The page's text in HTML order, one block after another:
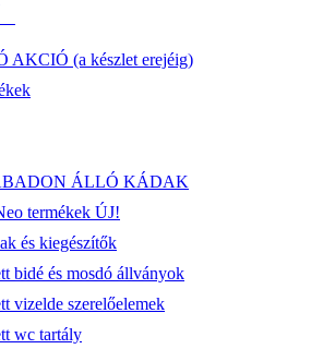
(a készlet erejéig)
ÁLLÓ KÁDAK
termékek ÚJ!
és kiegészítők
bidé és mosdó állványok
vizelde szerelőelemek
wc tartály